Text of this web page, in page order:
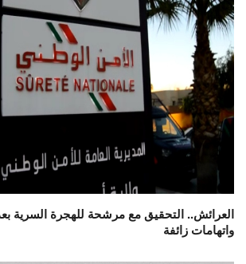
العرائش.. التحقيق مع مرشحة للهجرة السرية
واتهامات زائفة